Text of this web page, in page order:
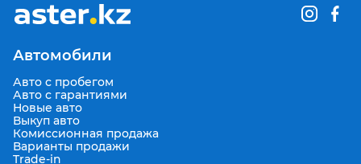
Автомобили
Авто с пробегом
Авто с гарантиями
Новые авто
Выкуп авто
Комиссионная продажа
Варианты продажи
Trade-in